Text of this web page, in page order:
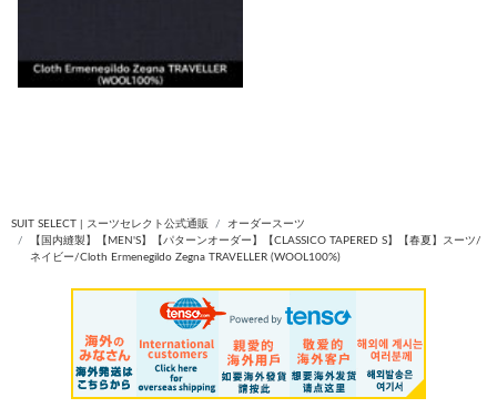
SUIT SELECT | スーツセレクト公式通販
オーダースーツ
【国内縫製】【MEN'S】【パターンオーダー】【CLASSICO TAPERED S】【春夏】スーツ/
ネイビー/Cloth Ermenegildo Zegna TRAVELLER (WOOL100%)